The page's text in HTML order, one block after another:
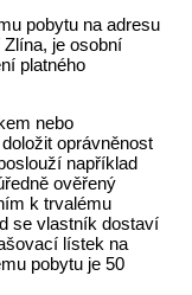
pobytu na adresu
je osobní
platného
nebo
oprávněnost
například
ověřený
k trvalému
se vlastník dostaví
lístek na
pobytu je 50